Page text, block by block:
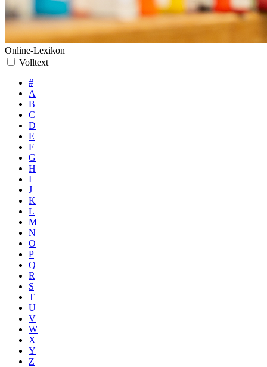
Online-Lexikon
Volltext
#
A
B
C
D
E
F
G
H
I
J
K
L
M
N
O
P
Q
R
S
T
U
V
W
X
Y
Z